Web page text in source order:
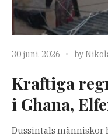
30 juni, 2026 by
Kraftiga
i Ghana,
Dussintals människor